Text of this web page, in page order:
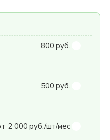
800 руб.
500 руб.
2 000 руб./шт/мес